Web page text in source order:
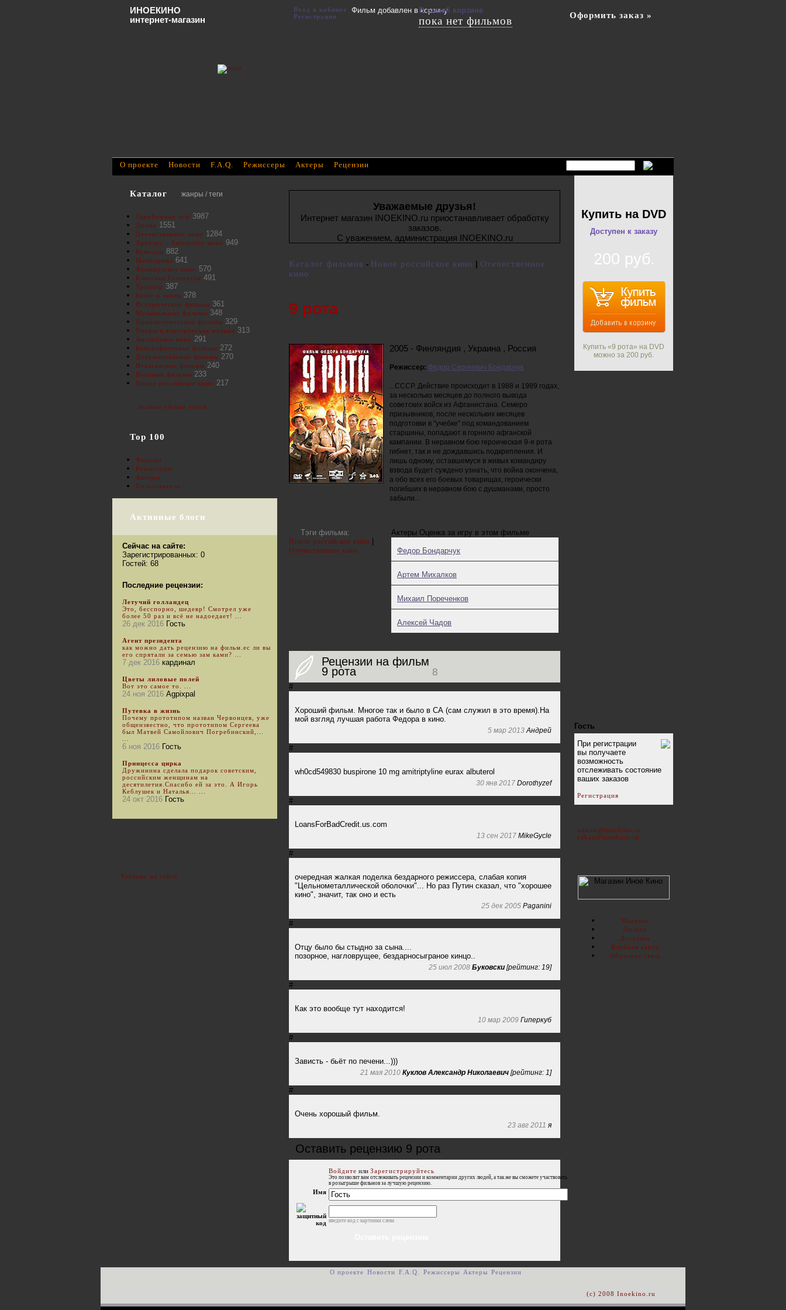
Уважаемые друзья!
Интернет магазин INOEKINO.ru приостанавливает обработку
заказов.
С уважением, администрация INOEKINO.ru
Каталог фильмов - Новое российское кино
Отечественное
кино
9 рота
2005 - Финляндия , Украина , Россия
Режиссер: Федор Сергеевич Бондарчук
...СССР. Действие происходит в 1988 и 1989 годах,
за несколько месяцев до полного вывода
советских войск из Афганистана. Семеро
призывников, после нескольких месяцев
подготовки в "учебке" под командованием
старшины, попадают в горнило афганской
кампании. В неравном бою героическая 9-я рота
гибнет, так и не дождавшись подкрепления. И
лишь одному, оставшемуся в живых командиру
взвода будет суждено узнать, что война окончена,
а обо всех его боевых товарищах, героически
погибших в неравном бою с душманами, просто
забыли...
Тэги фильма:
Новое российское кино
Отечественное кино
Актеры Оценка за игру в этом фильме
Федор Бондарчук
Артем Михалков
Михаил Пореченков
Алексей Чадов
Рецензии на фильм
9 рота 8
#
Хороший фильм. Многое так и было в СА (сам служил в это время).На
мой взгляд лучшая работа Федора в кино.
5 мар 2013Андрей
#
wh0cd549830 buspirone 10 mg amitriptyline eurax albuterol
30 янв 2017 Dorothyzef
#
LoansForBadCredit.us.com
13 сен 2017 MikeGycle
#
очередная жалкая поделка бездарного режиссера, слабая копия
"Цельнометаллической оболочки"... Но раз Путин сказал, что "хорошее
кино", значит, так оно и есть
25 дек 2005 Paganini
#
Отцу было бы стыдно за сына....
позорное, нагловрущее, бездарносыграное кинцо..
25 июл 2008 Буковски [рейтинг: 19]
#
Как это вообще тут находится!
10 мар 2009 Гиперкуб
#
Зависть - бьёт по печени...)))
21 мая 2010 Куклов Александр Николаевич [рейтинг: 1]
#
Очень хорошый фильм.
23 авг 2011 я
Оставить рецензию 9 рота
Войдите или Зарегистрируйтесь
Это позволит вам отслеживать рецензии и комментарии других людей, а так же вы сможете участвовать
в розыгрыше фильмов за лучшую рецензию.
Имя
введите код с картинки слева
Каталог жанры / теги
Зарубежные х/ф 3987
Драма 1551
Отечественное кино 1284
Артхаус - Авторское кино 949
Комедия 882
Мелодрама 641
Французское кино 570
Классика Голливуда 491
Триллер 387
Балет и танец 378
Исторические фильмы 361
Музыкальные фильмы 348
Приключенческие фильмы 329
Оперы и классическая музыка 313
Английское кино 291
Биографические фильмы 272
Документальные фильмы 270
Итальянские фильмы 240
Военные фильмы 233
Новое российское кино 217
полное облако тегов
Top 100
Фильмы
Режиссеры
Актеры
Пользователи
Активные блоги
Сейчас на сайте:
Зарегистрированных: 0
Гостей: 68
Последние рецензии:
Летучий голландец
Это, бесспорно, шедевр! Смотрел уже
более 50 раз и всё не надоедает! ...
26 дек 2016 Гость
Агент президента
как можно дать рецензию на фильм.ес ли вы
его спрятали за семью зам ками? ...
7 дек 2016 кардинал
Цветы лиловые полей
Вот это самое то. ...
24 ноя 2016 Agpixpal
Путевка в жизнь
Почему прототипом назван Червонцев, уже
общеизвестно, что прототипом Сергеева
был Матвей Самойлович Погребинский,...
6 ноя 2016 Гость
Принцесса цирка
Дружинина сделала подарок советским,
российским женщинам на
десятилетия.Спасибо ей за это. А Игорь
Кеблушек и Наталья... ...
24 окт 2016 Гость
Реклама на сайте
Купить на DVD
Доступен к заказу
200 руб.
Купить «9 рота» на DVD
можно за 200 руб.
Гость
При регистрации
вы получаете
возможность
отслеживать состояние
ваших заказов
Регистрация
admin@inoekino.ru
zakaz@inoekino.ru
Магазин
Оплата
Доставка
Клубная карта
Обратная связь
О проекте Новости F.A.Q. Режиссеры Актеры Рецензии
(c) 2008 Inoekino.ru
О проекте Новости F.A.Q. Режиссеры Актеры Рецензии
Фильм добавлен в корзину
ИНОЕКИНО
интернет-магазин
Вход в кабинет
Регистрация
В вашей корзине
пока нет фильмов Оформить заказ »